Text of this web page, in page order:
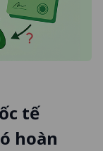
tế
hoàn